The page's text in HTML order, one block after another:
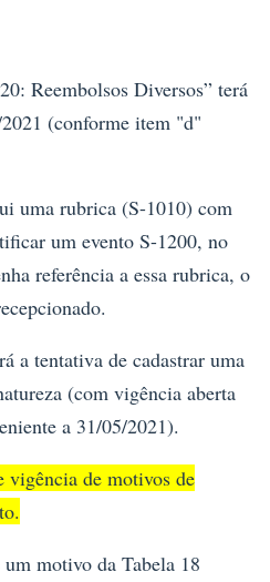
Reembolsos Diversos” terá
(conforme item "d"
uma rubrica (S-1010) com
um evento S-1200, no
referência a essa rubrica, o
a tentativa de cadastrar uma
(com vigência aberta
a 31/05/2021).
de motivos de
motivo da Tabela 18